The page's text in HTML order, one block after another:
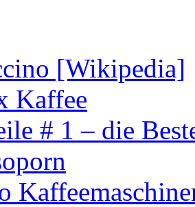
[Wikipedia]
Kaffee
# 1 – die